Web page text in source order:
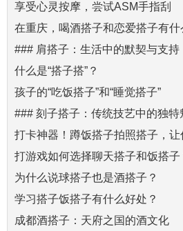
享受心灵按摩，尝试ASM手指刮
在重庆，喝酒搭子和恋爱搭子有什
### 肩搭子：生活中的默契与支持
什么是“搭子搭”？
孩子的“吃饭搭子”和“睡觉搭子”
### 刻子搭子：传统技艺中的独特
打卡神器！蹲饭搭子拍照搭子，让
打游戏如何选择聊天搭子和饭搭子
为什么说球搭子也是酒搭子？
学习搭子饭搭子有什么好处？
成都酒搭子：天府之国的酒文化